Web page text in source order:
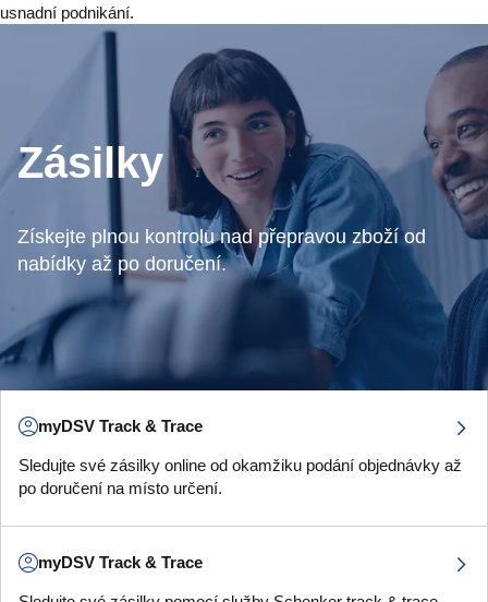
usnadní podnikání.
Zásilky
Získejte plnou kontrolu nad přepravou zboží od
nabídky až po doručení.
myDSV Track & Trace
Sledujte své zásilky online od okamžiku podání objednávky až
po doručení na místo určení.
myDSV Track & Trace